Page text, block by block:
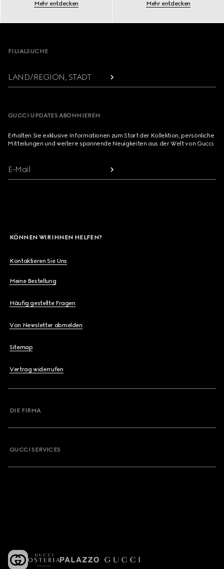
Mehr entdecken Mehr entdecken
Footer
FILIALSUCHE
LAND/REGION, STADT
GUCCI UPDATES ABONNIEREN
Erhalten Sie exklusive Informationen zum Start der Kollektion, persönliche
Mitteilungen und weitere spannende Neuigkeiten aus der Welt von Gucci.
E-Mail
KÖNNEN WIR IHNEN HELFEN?
Kontaktieren Sie Uns
Meine Bestellung
Häufig gestellte Fragen
Von Newsletter abmelden
Sitemap
Vertrag widerrufen
DIE FIRMA
GUCCI SERVICES